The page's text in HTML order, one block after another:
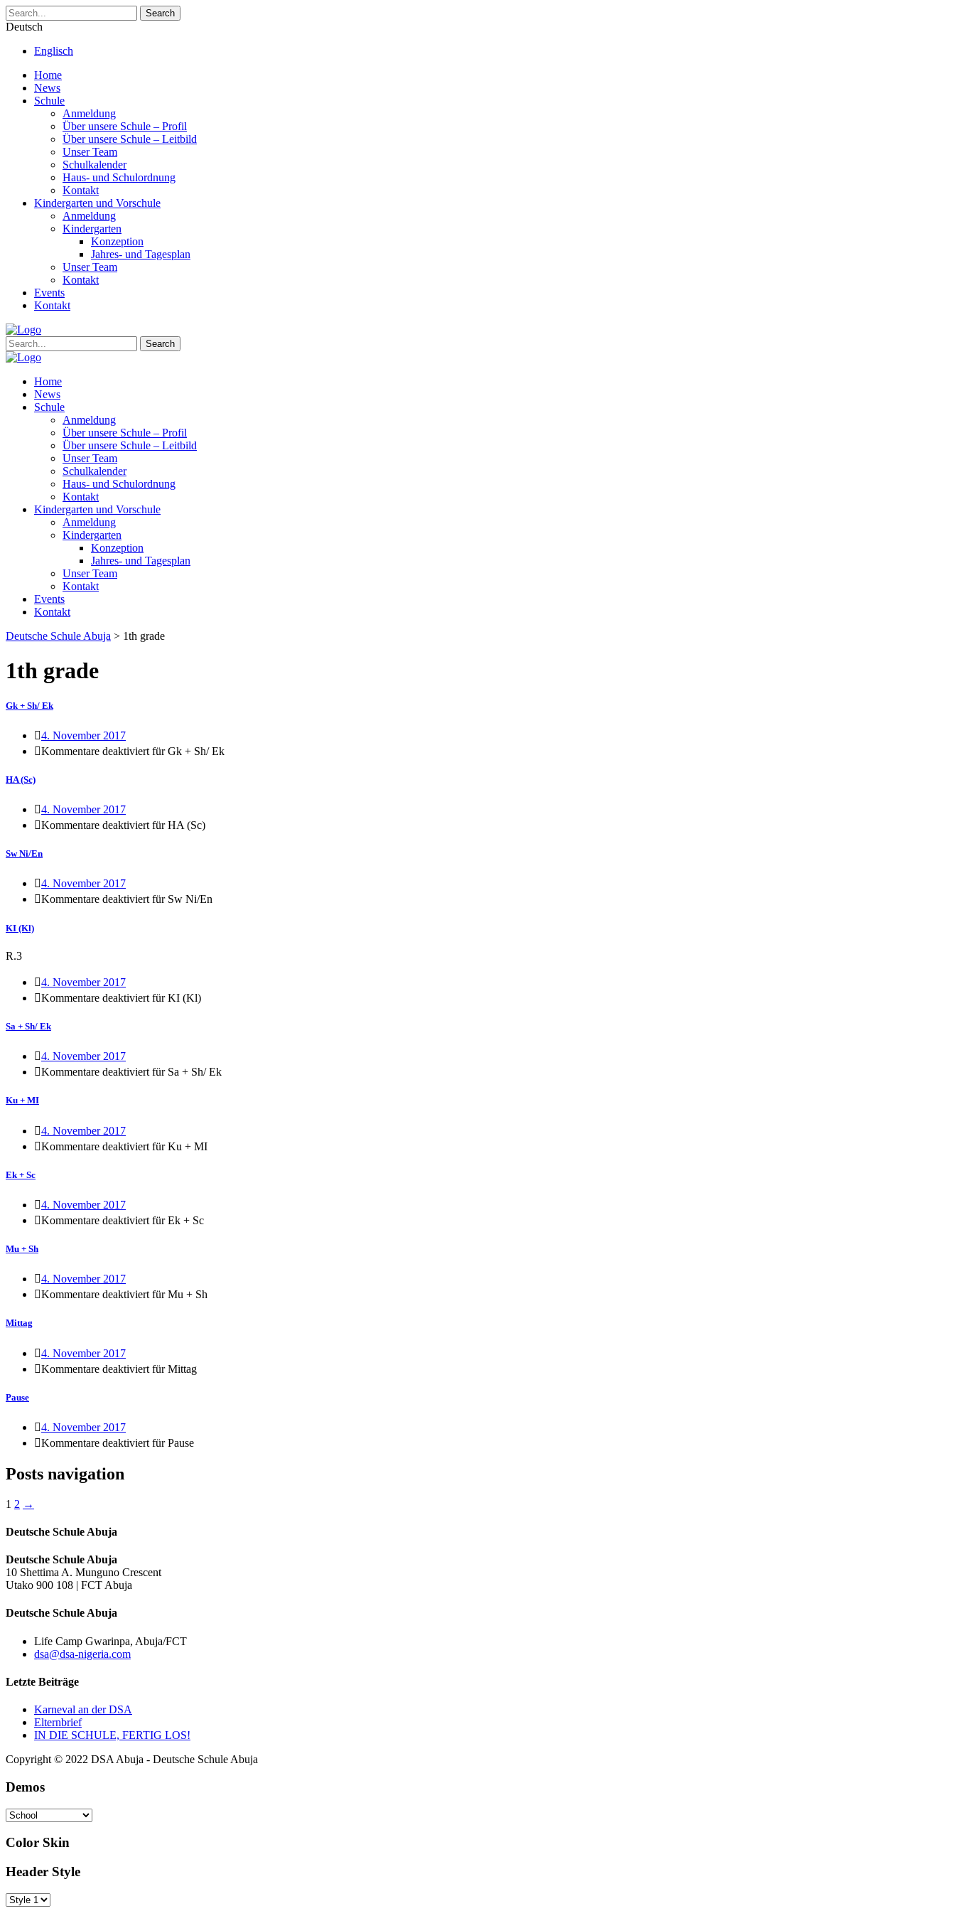
Search
Deutsch
Englisch
Home
News
Schule
Anmeldung
Über unsere Schule – Profil
Über unsere Schule – Leitbild
Unser Team
Schulkalender
Haus- und Schulordnung
Kontakt
Kindergarten und Vorschule
Anmeldung
Kindergarten
Konzeption
Jahres- und Tagesplan
Unser Team
Kontakt
Events
Kontakt
Search
Home
News
Schule
Anmeldung
Über unsere Schule – Profil
Über unsere Schule – Leitbild
Unser Team
Schulkalender
Haus- und Schulordnung
Kontakt
Kindergarten und Vorschule
Anmeldung
Kindergarten
Konzeption
Jahres- und Tagesplan
Unser Team
Kontakt
Events
Kontakt
Deutsche Schule Abuja > 1th grade
1th grade
Gk + Sh/ Ek
4. November 2017
Kommentare deaktiviert für Gk + Sh/ Ek
HA (Sc)
4. November 2017
Kommentare deaktiviert für HA (Sc)
Sw Ni/En
4. November 2017
Kommentare deaktiviertfür Sw Ni/En
KI (Kl)
R.3
4. November 2017
Kommentare deaktiviert für KI (Kl)
Sa + Sh/ Ek
4. November 2017
Kommentare deaktiviert für Sa + Sh/ Ek
Ku + MI
4. November 2017
Kommentare deaktiviert für Ku + MI
Ek + Sc
4. November 2017
Kommentare deaktiviert für Ek + Sc
Mu + Sh
4. November 2017
Kommentare deaktiviert für Mu + Sh
Mittag
4. November 2017
Kommentare deaktiviert für Mittag
Pause
4. November 2017
Kommentare deaktiviert für Pause
Posts navigation
1 2 →
Deutsche Schule Abuja
Deutsche Schule Abuja
10 Shettima A. Munguno Crescent
Utako 900 108 | FCT Abuja
Deutsche Schule Abuja
Life Camp Gwarinpa, Abuja/FCT
dsa@dsa-nigeria.com
Letzte Beiträge
Karneval an der DSA
Elternbrief
IN DIE SCHULE, FERTIG LOS!
Copyright © 2022 DSA Abuja - Deutsche Schule Abuja
Demos
Color Skin
Header Style